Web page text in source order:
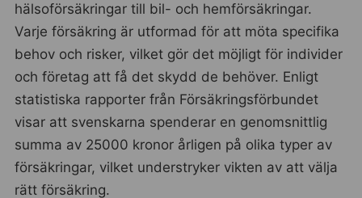
hälsoförsäkringar till bil- och hemförsäkringar.
Varje försäkring är utformad för att möta specifika
behov och risker, vilket gör det möjligt för individer
och företag att få det skydd de behöver. Enligt
statistiska rapporter från Försäkringsförbundet
visar att svenskarna spenderar en genomsnittlig
summa av 25000 kronor årligen på olika typer av
försäkringar, vilket understryker vikten av att välja
rätt försäkring.